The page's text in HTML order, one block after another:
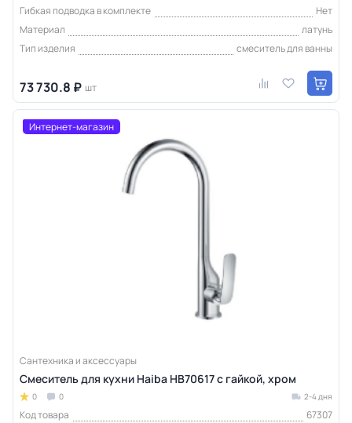
Гибкая подводка в комплекте
Нет
Материал
латунь
Тип изделия
смеситель для ванны
73 730.8 ₽ шт
Интернет-магазин
Сантехника и аксессуары
Смеситель для кухни Haiba HB70617 с гайкой, хром
0 0 2-4 дня
Код товара
67307